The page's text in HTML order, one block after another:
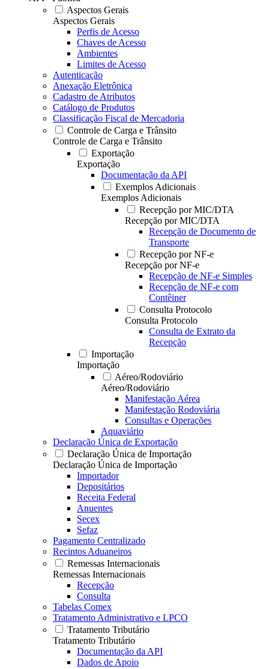
Aspectos Gerais
Aspectos Gerais
Perfis de Acesso
Chaves de Acesso
Ambientes
Limites de Acesso
Autenticação
Anexação Eletrônica
Cadastro de Atributos
Catálogo de Produtos
Classificação Fiscal de Mercadoria
Controle de Carga e Trânsito
Controle de Carga e Trânsito
Exportação
Exportação
Documentação da API
Exemplos Adicionais
Exemplos Adicionais
Recepção por MIC/DTA
Recepção por MIC/DTA
Recepção de Documento de
Transporte
Recepção por NF-e
Recepção por NF-e
Recepção de NF-e Simples
Recepção de NF-e com
Contêiner
Consulta Protocolo
Consulta Protocolo
Consulta de Extrato da
Recepção
Importação
Importação
Aéreo/Rodoviário
Aéreo/Rodoviário
Manifestação Aérea
Manifestação Rodoviária
Consultas e Operações
Aquaviário
Declaração Única de Exportação
Declaração Única de Importação
Declaração Única de Importação
Importador
Depositários
Receita Federal
Anuentes
Secex
Sefaz
Pagamento Centralizado
Recintos Aduaneiros
Remessas Internacionais
Remessas Internacionais
Recepção
Consulta
Tabelas Comex
Tratamento Administrativo e LPCO
Tratamento Tributário
Tratamento Tributário
Documentação da API
Dados de Apoio